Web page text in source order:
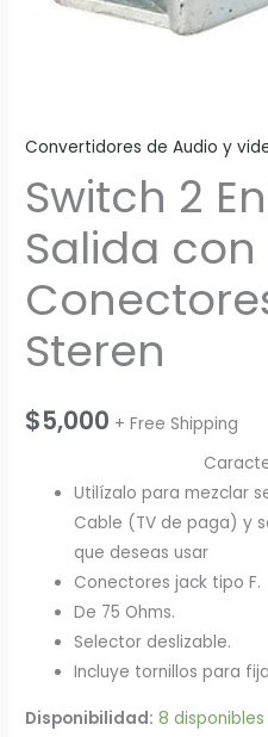
Convertidores de Audio y
Switch 2
Salida con
Steren
$5,000 + Free Shipping
Utilízalo para mezclar
Cable (TV de paga) y
que deseas usar
Conectores jack tipo F.
De 75 Ohms.
Selector deslizable.
Incluye tornillos para
Disponibilidad: 8 disponibles